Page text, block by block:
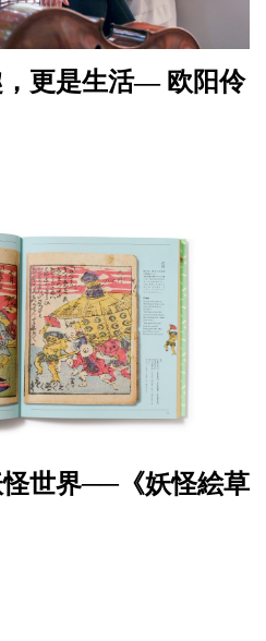
更是生活— 欧阳伶
世界──《妖怪絵草